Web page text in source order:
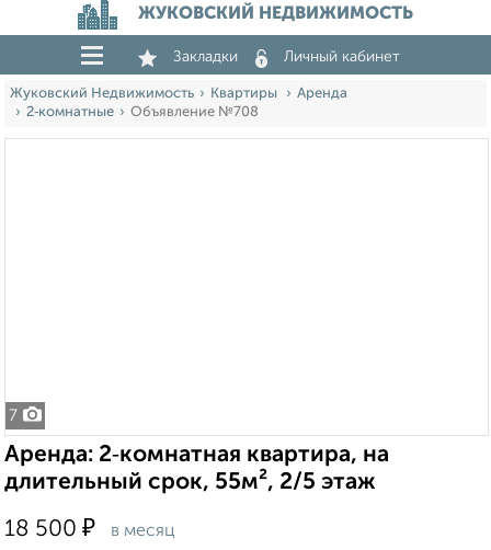
ЖУКОВСКИЙ НЕДВИЖИМОСТЬ
Закладки Личный кабинет
Жуковский Недвижимость Квартиры
Аренда
2‑комнатные
Объявление №708
7
Аренда: 2‑комнатная квартира, на
длительный срок, 55м², 2/5 этаж
18 500 ₽ в месяц